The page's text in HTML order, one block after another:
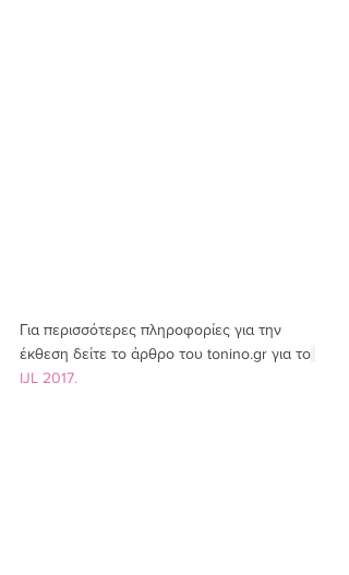
Για περισσότερες πληροφορίες για την
έκθεση δείτε το άρθρο του tonino.gr για το
IJL 2017.